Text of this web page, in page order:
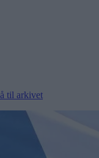
til arkivet